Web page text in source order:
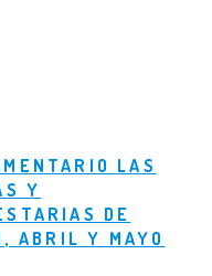
LAS
Y
DE
ABRIL Y MAYO